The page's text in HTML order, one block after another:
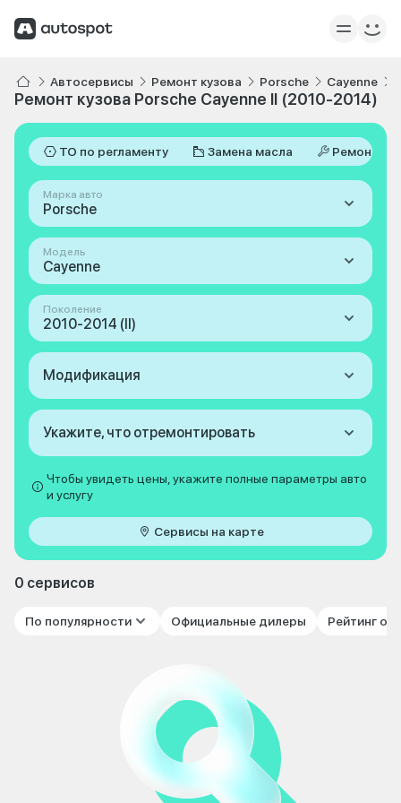
Автосервисы Ремонт кузова Porsche Cayenne
Ремонт кузова Porsche Cayenne II (2010-2014)
ТО по регламенту Замена масла Ремонт
Марка авто
Porsche
Модель
Cayenne
Поколение
2010-2014 (II)
Модификация
Укажите, что отремонтировать
Чтобы увидеть цены, укажите полные параметры авто
и услугу
Сервисы на карте
0 сервисов
По популярности Официальные дилеры Рейтинг